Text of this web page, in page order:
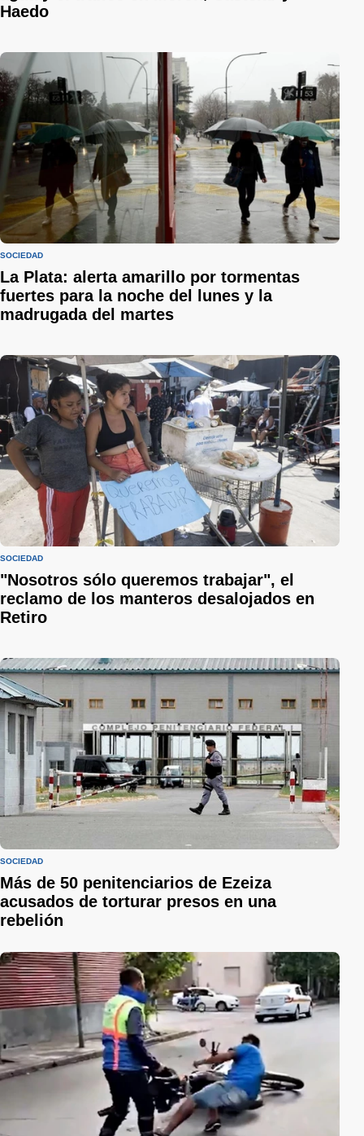
Haedo
SOCIEDAD
La Plata: alerta amarillo por tormentas
fuertes para la noche del lunes y la
madrugada del martes
SOCIEDAD
"Nosotros sólo queremos trabajar", el
reclamo de los manteros desalojados en
Retiro
SOCIEDAD
Más de 50 penitenciarios de Ezeiza
acusados de torturar presos en una
rebelión